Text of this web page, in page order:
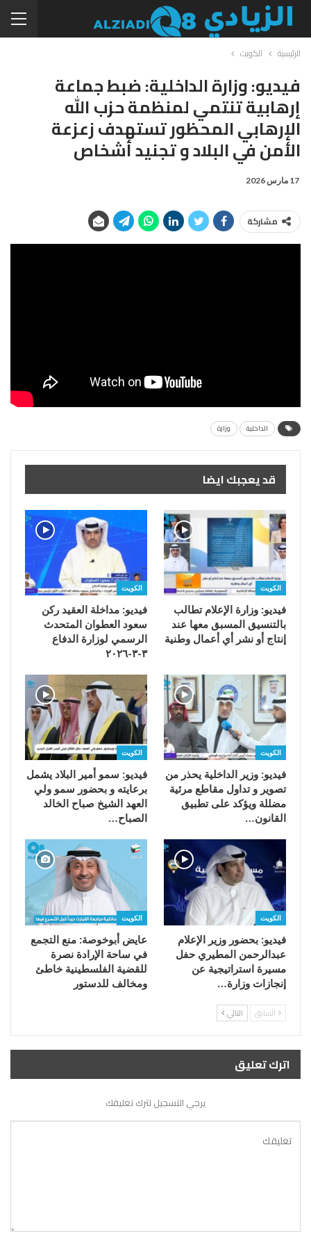
الرئيسية الكويت
فيديو: وزارة الداخلية: ضبط جماعة
إرهابية تنتمي لمنظمة حزب الله
الإرهابي المحظور تستهدف زعزعة
الأمن في البلاد و تجنيد أشخاص
17 مارس 2026
مشاركة
الداخلية وزارة
قد يعجبك ايضا
الكويت
فيديو: وزارة الإعلام تطالب
بالتنسيق المسبق معها عند
إنتاج أو نشر أي أعمال وطنية
الكويت
فيديو: مداخلة العقيد ركن
سعود العطوان المتحدث
الرسمي لوزارة الدفاع
٣-٣-٢٠٢٦
الكويت
فيديو: وزير الداخلية يحذر من
تصوير و تداول مقاطع مرئية
مضللة ويؤكد على تطبيق
القانون…
الكويت
فيديو: سمو أمير البلاد يشمل
برعايته و بحضور سمو ولي
العهد الشيخ صباح الخالد
الصباح…
الكويت
فيديو: بحضور وزير الإعلام
عبدالرحمن المطيري حفل
مسيرة استراتيجية عن
إنجازات وزارة…
الكويت
عايض أبوخوصة: منع التجمع
في ساحة الإرادة نصرة
للقضية الفلسطينية خاطئ
ومخالف للدستور
السابق التالي
اترك تعليق
يرجي التسجيل لترك تعليقك